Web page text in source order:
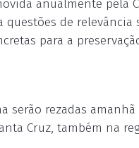
anualmente pela
de
para a
rezadas amanhã
Cruz, também na